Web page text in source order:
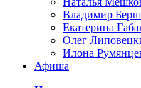
Владимир
Екатерина
Олег
Илона
Афиша